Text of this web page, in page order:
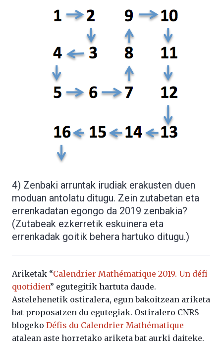
4) Zenbaki arruntak irudiak erakusten duen
moduan antolatu ditugu. Zein zutabetan eta
errenkadatan egongo da 2019 zenbakia?
(Zutabeak ezkerretik eskuinera eta
errenkadak goitik behera hartuko ditugu.)
Ariketak “Calendrier Mathématique 2019. Un défi
quotidien” egutegitik hartuta daude.
Astelehenetik ostiralera, egun bakoitzean ariketa
bat proposatzen du egutegiak. Ostiralero CNRS
blogeko Défis du Calendrier Mathématique
atalean aste horretako ariketa bat aurki daiteke.